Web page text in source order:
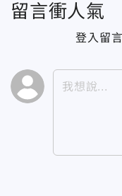
留言衝人氣
登入留